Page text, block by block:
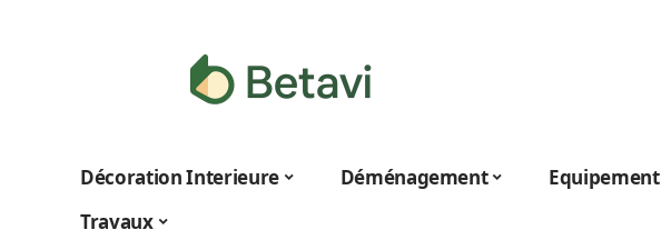
Décoration Interieure Déménagement Equipement
Travaux